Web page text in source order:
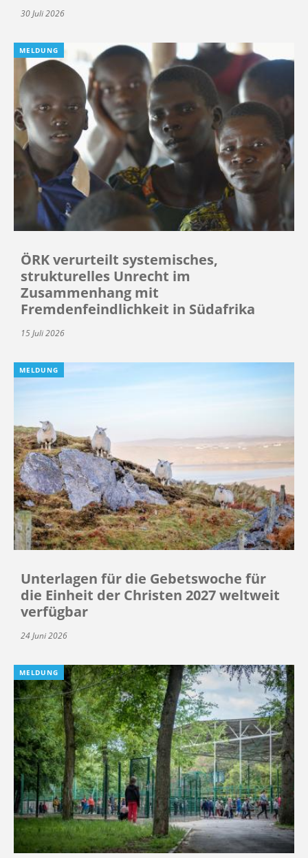
30 Juli 2026
MELDUNG
ÖRK verurteilt systemisches,
strukturelles Unrecht im
Zusammenhang mit
Fremdenfeindlichkeit in Südafrika
15 Juli 2026
MELDUNG
Unterlagen für die Gebetswoche für
die Einheit der Christen 2027 weltweit
verfügbar
24 Juni 2026
MELDUNG